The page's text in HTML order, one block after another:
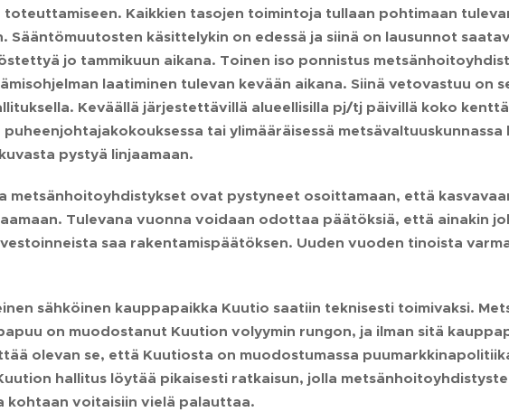
toteuttamiseen. Kaikkien tasojen toimintoja tullaan pohtimaan
Sääntömuutosten käsittelykin on edessä ja siinä on lausunnot
jo tammikuun aikana. Toinen iso ponnistus
laatiminen tulevan kevään aikana. Siinä vetovastuu on
Keväällä järjestettävillä alueellisilla pj/tj päivillä koko
puheenjohtajakokouksessa tai ylimääräisessä
pystyä linjaamaan.
metsänhoitoyhdistykset ovat pystyneet osoittamaan, että
Tulevana vuonna voidaan odottaa päätöksiä, että ainakin
saa rakentamispäätöksen. Uuden vuoden tinoista
sähköinen kauppapaikka Kuutio saatiin teknisesti toimivaksi.
on muodostanut Kuution volyymin rungon, ja ilman sitä
olevan se, että Kuutiosta on muodostumassa
hallitus löytää pikaisesti ratkaisun, jolla
kohtaan voitaisiin vielä palauttaa.